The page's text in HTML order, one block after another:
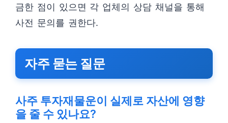
금한 점이 있으면 각 업체의 상담 채널을 통해
사전 문의를 권한다.
자주 묻는 질문
사주 투자재물운이 실제로 자산에 영향
을 줄 수 있나요?